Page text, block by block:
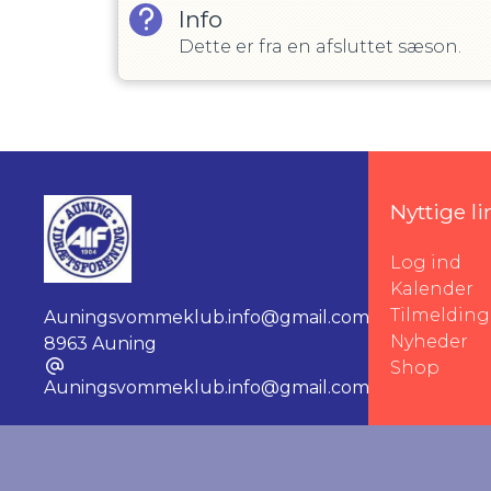
Info
Dette er fra en afsluttet sæson.
Auningsvommeklub.info@gmail.com
8963 Auning
Auningsvommeklub.info@gmail.com
Nyttige
Log ind
Kalender
Tilmelding
Nyheder
Shop